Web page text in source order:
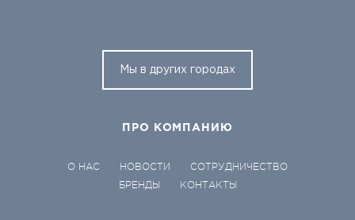
Мы в других городах
ПРО КОМПАНИЮ
О НАС НОВОСТИ
СОТРУДНИЧЕСТВО
БРЕНДЫ
КОНТАКТЫ